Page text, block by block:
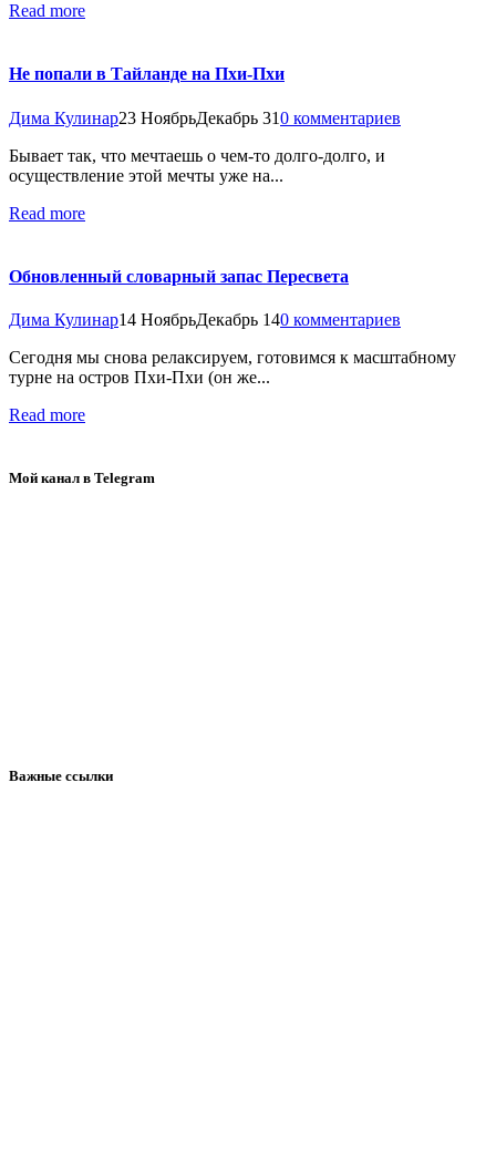
Read more
Не попали в Тайланде на Пхи-Пхи
Дима Кулинар23 НоябрьДекабрь 310 комментариев
Бывает так, что мечтаешь о чем-то долго-долго, и
осуществление этой мечты уже на...
Read more
Обновленный словарный запас Пересвета
Дима Кулинар14 НоябрьДекабрь 140 комментариев
Сегодня мы снова релаксируем, готовимся к масштабному
турне на остров Пхи-Пхи (он же...
Read more
Мой канал в Telegram
Важные ссылки